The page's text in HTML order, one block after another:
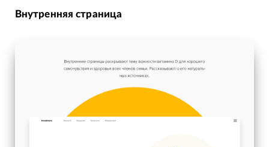
Внутренняя страница